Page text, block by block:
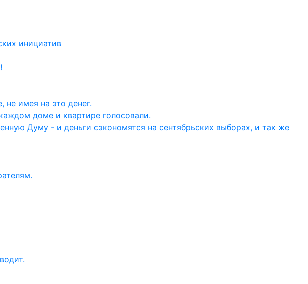
инициатив
не имея на это денег.
доме и квартире голосовали.
Думу - и деньги сэкономятся на сентябрьских выборах, и так же